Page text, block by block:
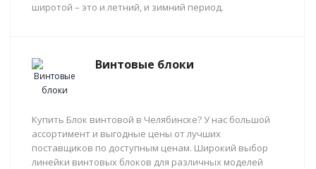
широтой – это и летний, и зимний период.
Винтовые блоки
Купить Блок винтовой в Челябинске? У нас большой
ассортимент и выгодные цены от лучших
поставщиков по доступным ценам. Широкий выбор
линейки винтовых блоков для различных моделей